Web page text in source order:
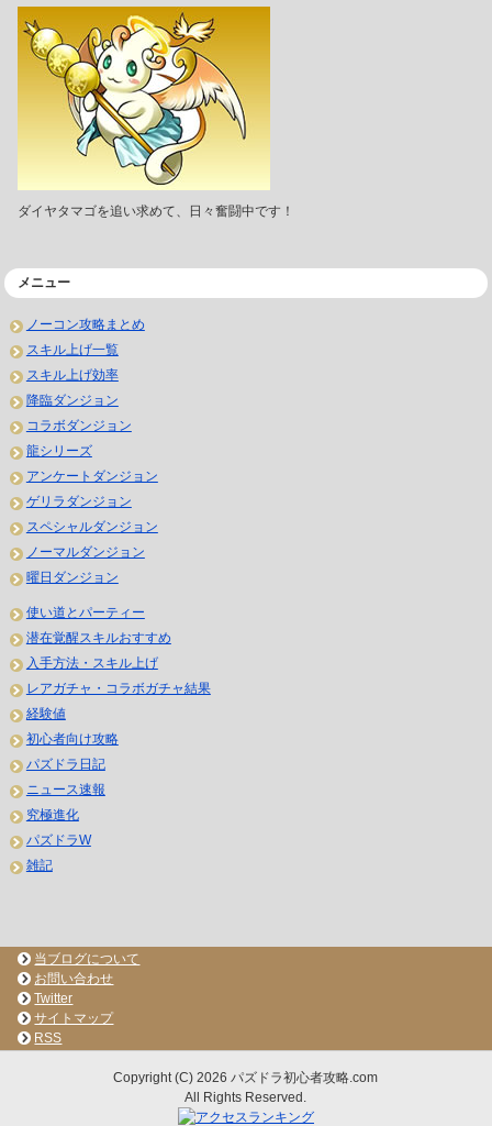
ダイヤタマゴを追い求めて、日々奮闘中です！
メニュー
ノーコン攻略まとめ
スキル上げ一覧
スキル上げ効率
降臨ダンジョン
コラボダンジョン
龍シリーズ
アンケートダンジョン
ゲリラダンジョン
スペシャルダンジョン
ノーマルダンジョン
曜日ダンジョン
使い道とパーティー
潜在覚醒スキルおすすめ
入手方法・スキル上げ
レアガチャ・コラボガチャ結果
経験値
初心者向け攻略
パズドラ日記
ニュース速報
究極進化
パズドラW
雑記
当ブログについて
お問い合わせ
Twitter
サイトマップ
RSS
Copyright (C) 2026 パズドラ初心者攻略.com
All Rights Reserved.